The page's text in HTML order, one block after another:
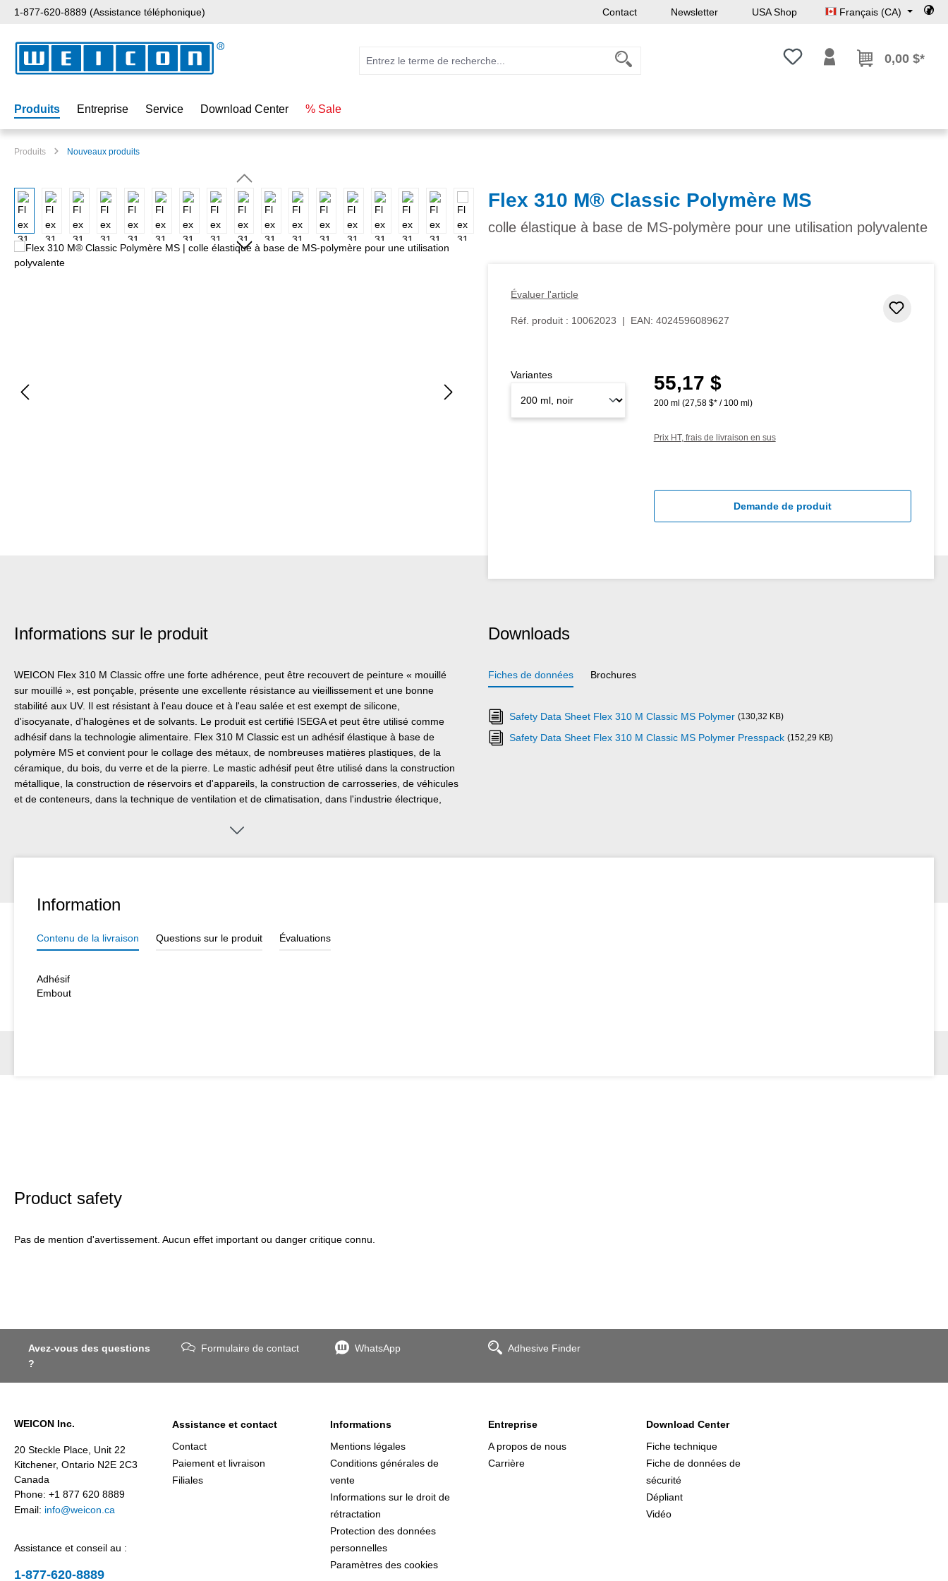
au contenu principal
Passer à la recherche
Passer à la navigation principale
1-877-620-8889 (Assistance téléphonique) Contact Newsletter USA Shop Français (CA)
Vous avez 0 articles dans votre
0,00 $*
Produits Entreprise Service Download Center % Sale
Produits Nouveaux produits
Ignorer la galerie d'images Flex 310 M® Classic Polymère MS
colle élastique à base de MS-polymère pour une utilisation polyvalente
Évaluer l'article
Réf. produit : 10062023 | EAN: 4024596089627
Prix régulier :
55,17 $
200 ml (27,58 $* / 100 ml)
Prix HT, frais de livraison en sus
Variantes
Demande de produit
Informations sur le produit
WEICON Flex 310 M Classic offre une forte adhérence, peut être recouvert de peinture « mouillé
sur mouillé », est ponçable, présente une excellente résistance au vieillissement et une bonne
stabilité aux UV. Il est résistant à l'eau douce et à l'eau salée et est exempt de silicone,
d'isocyanate, d'halogènes et de solvants. Le produit est certifié ISEGA et peut être utilisé comme
adhésif dans la technologie alimentaire. Flex 310 M Classic est un adhésif élastique à base de
polymère MS et convient pour le collage des métaux, de nombreuses matières plastiques, de la
céramique, du bois, du verre et de la pierre. Le mastic adhésif peut être utilisé dans la construction
métallique, la construction de réservoirs et d'appareils, la construction de carrosseries, de véhicules
et de conteneurs, dans la technique de ventilation et de climatisation, dans l'industrie électrique,
gazier, dans l'industrie de l'armement, dans l'industrie de la défense et partout où les silicones ou
Downloads
Fiches de données Brochures
Safety Data Sheet Flex 310 M Classic MS Polymer (130,32 KB)
Safety Data Sheet Flex 310 M Classic MS Polymer Presspack (152,29 KB)
Information
Contenu de la livraison Questions sur le produit Évaluations
Adhésif
Embout
Product safety
Pas de mention d'avertissement. Aucun effet important ou danger critique connu.
Avez-vous des questions
?
Formulaire de contact WhatsApp Adhesive Finder
WEICON Inc.
20 Steckle Place, Unit 22
Kitchener, Ontario N2E 2C3
Canada
Phone: +1 877 620 8889
Email: info@weicon.ca
Assistance et conseil au :
1-877-620-8889
Assistance et contact
Contact
Paiement et livraison
Filiales
Informations
Mentions légales
Conditions générales de
vente
Informations sur le droit de
rétractation
Protection des données
personnelles
Paramètres des cookies
Entreprise
A propos de nous
Carrière
Download Center
Fiche technique
Fiche de données de
sécurité
Dépliant
Vidéo